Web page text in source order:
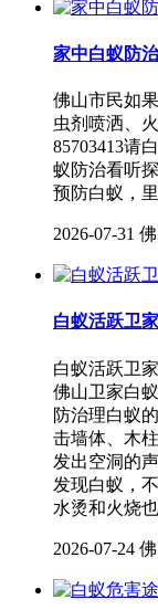
家中白蚁防
佛山市民如
虫剂喷洒、
85703413请
蚁防治看听
预防白蚁，
2026-07-31
白蚁活跃卫
白蚁活跃卫
佛山卫家白
防治理白蚁
击墙体、木
发出空洞的
发现白蚁，
水烫和火烧
2026-07-24